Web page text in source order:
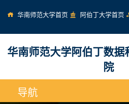
华南师范大学首页 阿伯丁大学首页
华南师范大学阿伯丁数
院